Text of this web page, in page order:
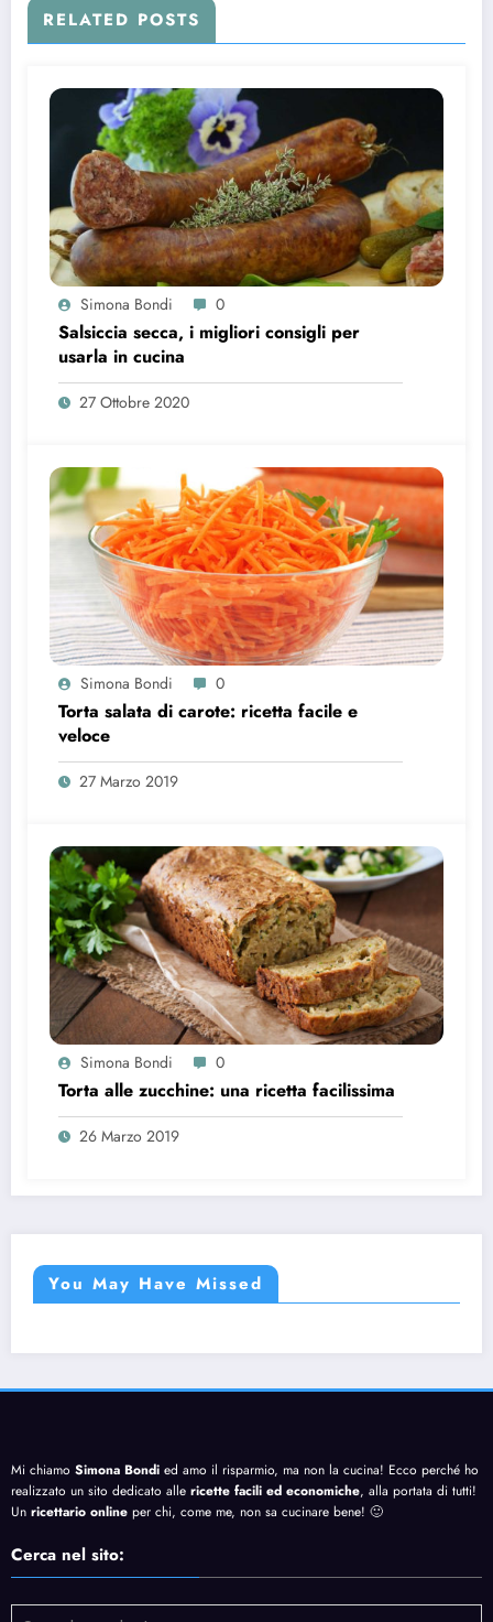
RELATED POSTS
Simona Bondi 0
Salsiccia secca, i migliori consigli per
usarla in cucina
27 Ottobre 2020
Simona Bondi 0
Torta salata di carote: ricetta facile e
veloce
27 Marzo 2019
Simona Bondi 0
Torta alle zucchine: una ricetta facilissima
26 Marzo 2019
You May Have Missed
Mi chiamo Simona Bondi ed amo il risparmio, ma non la cucina! Ecco perché ho
realizzato un sito dedicato alle ricette facili ed economiche, alla portata di tutti!
Un ricettario online per chi, come me, non sa cucinare bene! 🙂
Cerca nel sito: